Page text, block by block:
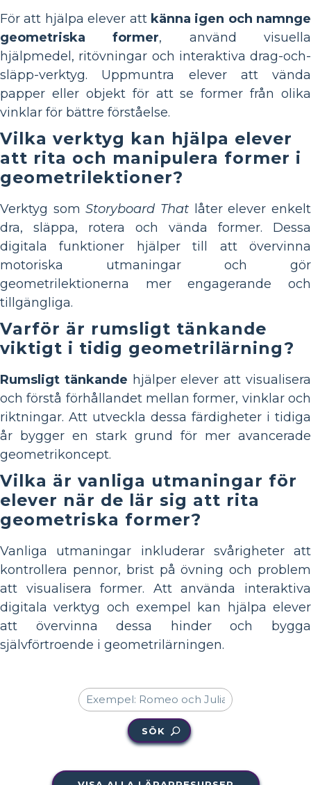
För att hjälpa elever att känna igen och namnge
geometriska former, använd visuella
hjälpmedel, ritövningar och interaktiva drag-och-
släpp-verktyg. Uppmuntra elever att vända
papper eller objekt för att se former från olika
vinklar för bättre förståelse.
Vilka verktyg kan hjälpa elever
att rita och manipulera former i
geometrilektioner?
Verktyg somStoryboard That låter elever enkelt
dra, släppa, rotera och vända former. Dessa
digitala funktioner hjälper till att övervinna
motoriska utmaningar och gör
geometrilektionerna mer engagerande och
tillgängliga.
Varför är rumsligt tänkande
viktigt i tidig geometrilärning?
Rumsligt tänkande hjälper elever att visualisera
och förstå förhållandet mellan former, vinklar och
riktningar. Att utveckla dessa färdigheter i tidiga
år bygger en stark grund för mer avancerade
geometrikoncept.
Vilka är vanliga utmaningar för
elever när de lär sig att rita
geometriska former?
Vanliga utmaningar inkluderar svårigheter att
kontrollera pennor, brist på övning och problem
att visualisera former. Att använda interaktiva
digitala verktyg och exempel kan hjälpa elever
att övervinna dessa hinder och bygga
självförtroende i geometrilärningen.
SÖK